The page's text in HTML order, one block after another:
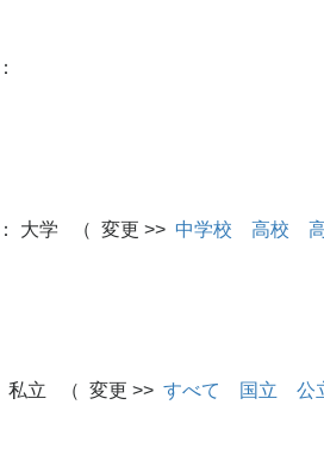
：
： 大学 （ 変更 >> 中学校 高校
私立 （ 変更 >> すべて 国立 公